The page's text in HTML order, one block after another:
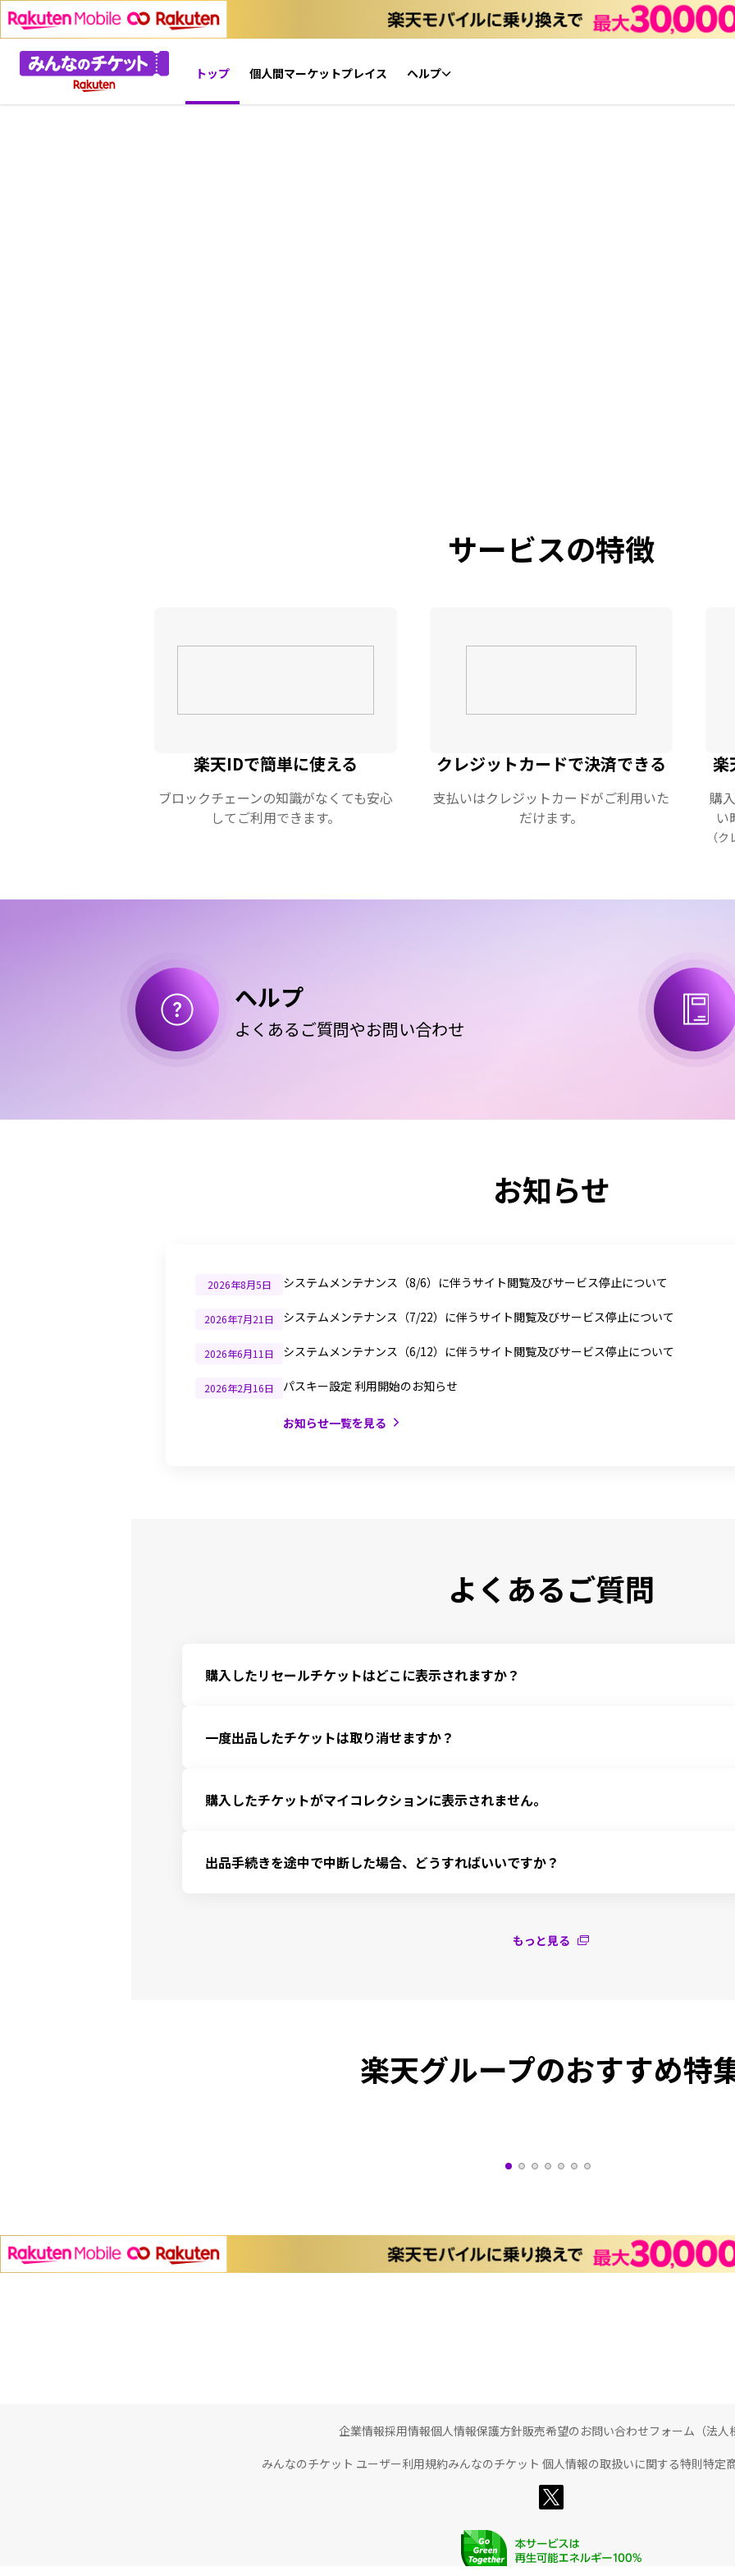
トップ 個人間マーケットプレイス ヘルプ
サービスの特徴
楽天IDで簡単に使える
ブロックチェーンの知識がなくても安心
してご利用できます。
クレジットカードで決済できる
支払いはクレジットカードがご利用いた
だけます。
楽
購
い
（
ヘルプ
よくあるご質問やお問い合わせ
お知らせ
2026年8月5日 システムメンテナンス（8/6）に伴うサイト閲覧及びサービス停止について
2026年7月21日 システムメンテナンス（7/22）に伴うサイト閲覧及びサービス停止について
2026年6月11日 システムメンテナンス（6/12）に伴うサイト閲覧及びサービス停止について
2026年2月16日 パスキー設定 利用開始のお知らせ
お知らせ一覧を見る
よくあるご質問
購入したリセールチケットはどこに表示されますか？
これは、チケットの所有権を示すものであり、実際に入場チケットとして利用することはできません。
その後、以下の転送日に各サービスのマイページへ自動転送されてQRチケットとして表示されます。
＜みんなのチケットから各サービスへのチケット転送日＞
楽天イーグルス … 試合日の前日
一度出品したチケットは取り消せますか？
ただし、一度各サービスからみんなのチケットへ転送すると、以下のチケット転送日まで各サービスに
ん。
楽天イーグルス … 試合日の前日
ヴィッセル神戸 … 試合日の2日前
」で確認できます。
購入したチケットがマイコレクションに表示されません。
マイページ「取引履歴」の該当チケットのステータスが「取引完了」になりましたら、購入したチケッ
ただけます。
出品手続きを途中で中断した場合、どうすればいいですか？
もっと見る
楽天グループのおすすめ特
企業情報採用情報個人情報保護方針販売希望のお問い合わせフォーム（法人
みんなのチケット ユーザー利用規約みんなのチケット 個人情報の取扱いに関する特則特定